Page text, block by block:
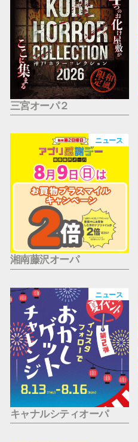
三宮オーパ２
ニュース
湘南藤沢オーパ
ニュース
キャナルシティオーパ